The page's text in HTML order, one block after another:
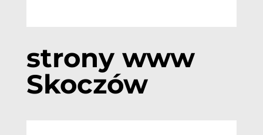
strony www
Skoczów